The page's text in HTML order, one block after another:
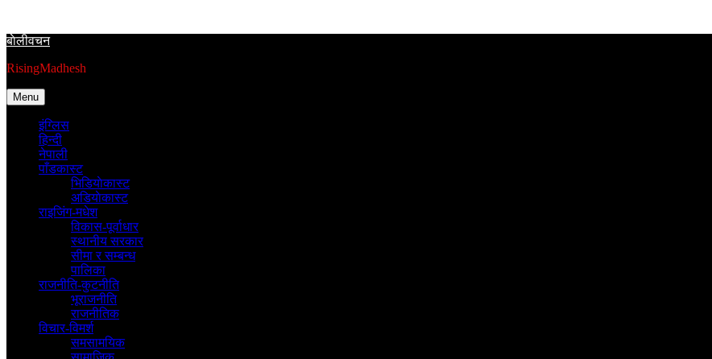
content
बाेलीवचन
RisingMadhesh
Menu
इंग्लिस
हिन्दी
नेपाली
पाँडकास्ट
भिडियाेकास्ट
अडियाेकास्ट
राइजिंग-मधेश
विकास-पूर्वाधार
स्थानीय सरकार
सीमा र सम्बन्ध
पालिका
राजनीति-कुटनीति
भूराजनीति
राजनीतिक
विचार-विमर्श
समसामयिक